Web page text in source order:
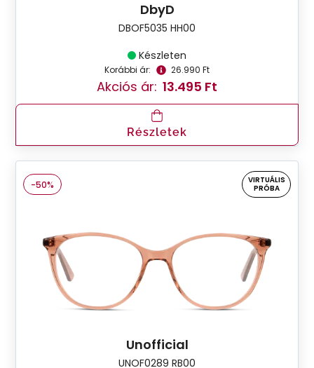
DbyD
DBOF5035 HH00
Készleten
Korábbi ár: 26.990 Ft
Akciós ár: 13.495 Ft
Részletek
-50%
VIRTUÁLIS
PRÓBA
Unofficial
UNOF0289 RB00